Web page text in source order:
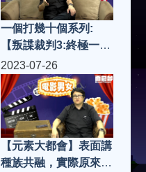
一個打幾十個系列:
【叛諜裁判3:終極一
戰】以暴易暴大化人
心！|電影男女 S4(第
16集)
2023-07-26
【元素大都會】表面講
種族共融，實際原來係